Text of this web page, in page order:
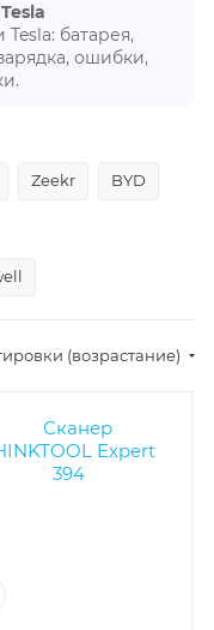
батарея,
ошибки,
Zeekr BYD
(возрастание)